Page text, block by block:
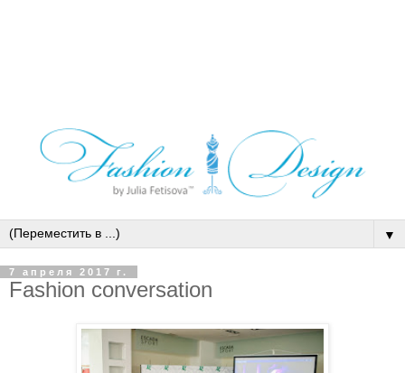
▼
7 апреля 2017 г.
Fashion conversation